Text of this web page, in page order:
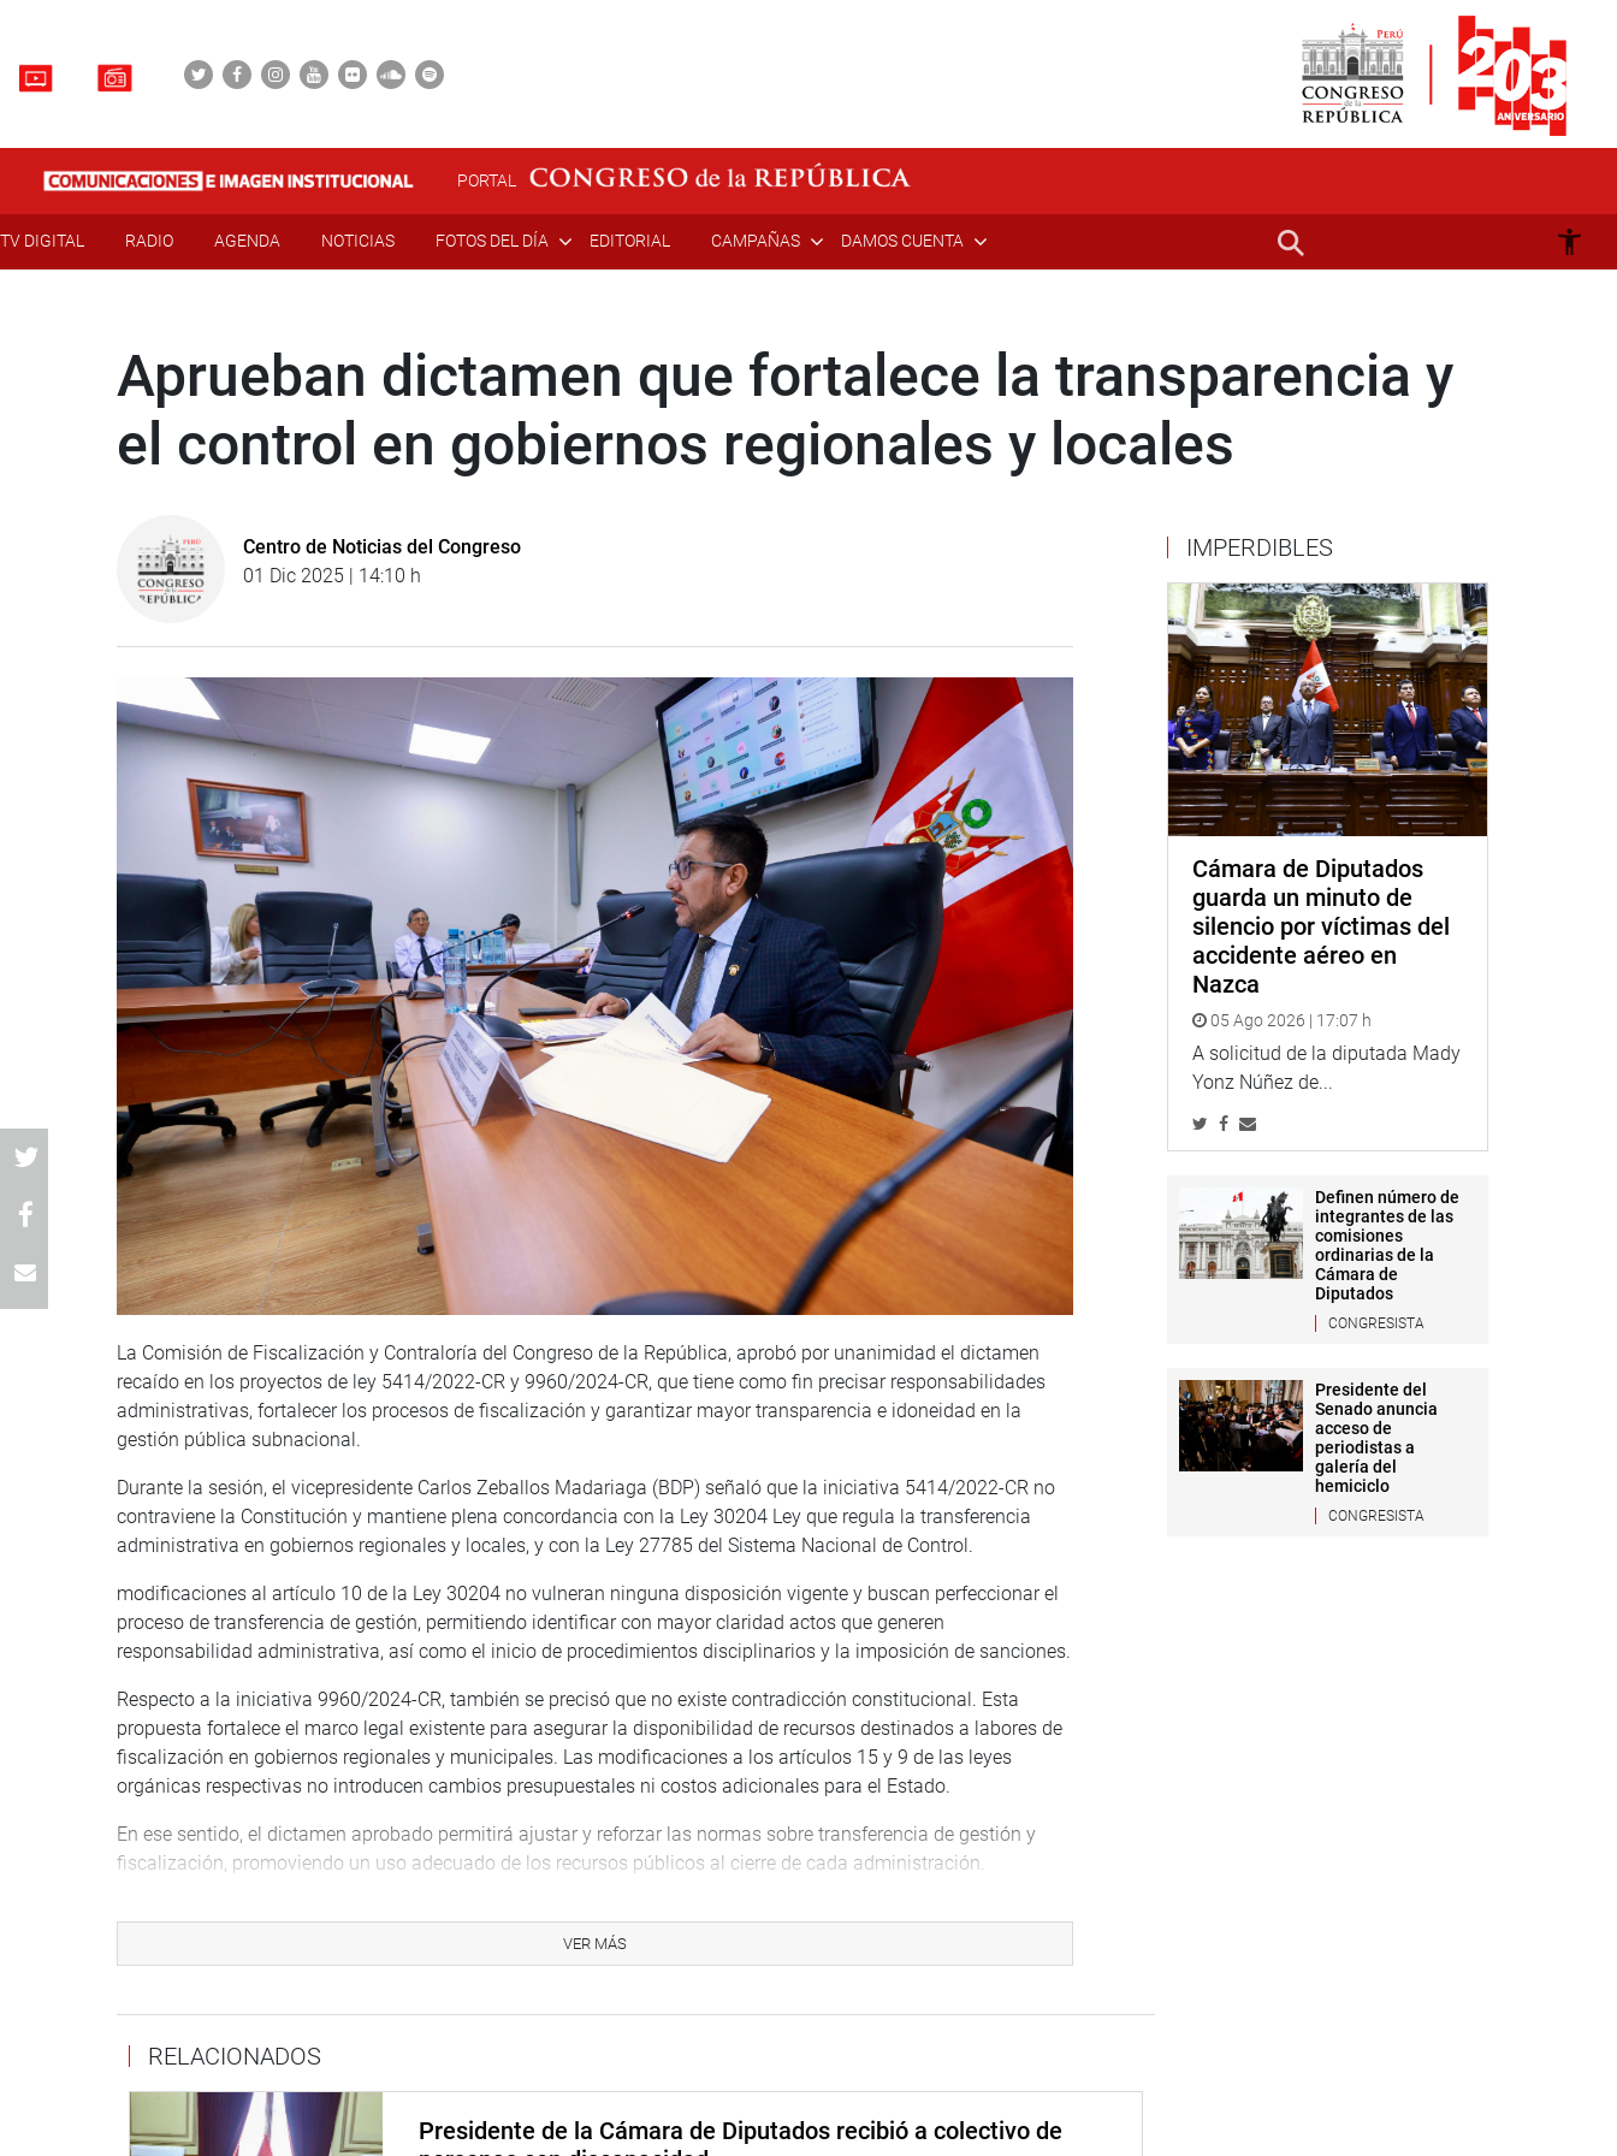
PORTAL
TV DIGITAL RADIO AGENDA NOTICIAS FOTOS DEL DÍA EDITORIAL CAMPAÑAS DAMOS CUENTA
Aprueban dictamen que fortalece la transparencia y
el control en gobiernos regionales y locales
Centro de Noticias del Congreso
01 Dic 2025 | 14:10 h
La Comisión de Fiscalización y Contraloría del Congreso de la República, aprobó por unanimidad el dictamen
recaído en los proyectos de ley 5414/2022-CR y 9960/2024-CR, que tiene como fin precisar responsabilidades
administrativas, fortalecer los procesos de fiscalización y garantizar mayor transparencia e idoneidad en la
gestión pública subnacional.
Durante la sesión, el vicepresidente Carlos Zeballos Madariaga (BDP) señaló que la iniciativa 5414/2022-CR no
contraviene la Constitución y mantiene plena concordancia con la Ley 30204 Ley que regula la transferencia
administrativa en gobiernos regionales y locales, y con la Ley 27785 del Sistema Nacional de Control.
modificaciones al artículo 10 de la Ley 30204 no vulneran ninguna disposición vigente y buscan perfeccionar el
proceso de transferencia de gestión, permitiendo identificar con mayor claridad actos que generen
responsabilidad administrativa, así como el inicio de procedimientos disciplinarios y la imposición de sanciones.
Respecto a la iniciativa 9960/2024-CR, también se precisó que no existe contradicción constitucional. Esta
propuesta fortalece el marco legal existente para asegurar la disponibilidad de recursos destinados a labores de
fiscalización en gobiernos regionales y municipales. Las modificaciones a los artículos 15 y 9 de las leyes
orgánicas respectivas no introducen cambios presupuestales ni costos adicionales para el Estado.
En ese sentido, el dictamen aprobado permitirá ajustar y reforzar las normas sobre transferencia de gestión y
fiscalización, promoviendo un uso adecuado de los recursos públicos al cierre de cada administración.
Ureña (bancada AP) respecto al predictamen del Proyecto de Ley 12577, que proponía la reincorporación
excepcional de trabajadores de la Contraloría que ingresaron por concurso público de méritos.
El parlamentario sostuvo que el país requiere fortalecer la carrera pública con criterios meritocráticos y recordó
VER MÁS
RELACIONADOS
Presidente de la Cámara de Diputados recibió a colectivo de
IMPERDIBLES
Cámara de Diputados
guarda un minuto de
silencio por víctimas del
accidente aéreo en
Nazca
05 Ago 2026 | 17:07 h
A solicitud de la diputada Mady
Yonz Núñez de...
Definen número de
integrantes de las
comisiones
ordinarias de la
Cámara de
Diputados
CONGRESISTA
Presidente del
Senado anuncia
acceso de
periodistas a
galería del
hemiciclo
CONGRESISTA